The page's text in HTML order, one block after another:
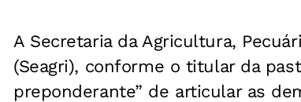
A Secretaria da Agricultura,
(Seagri), conforme o titular da
preponderante” de articular as